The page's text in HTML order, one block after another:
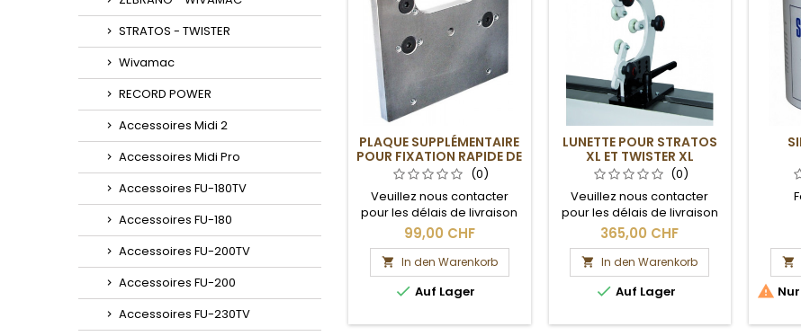
STRATOS - TWISTER
Wivamac
RECORD POWER
Accessoires Midi 2
Accessoires Midi Pro
Accessoires FU-180TV
Accessoires FU-180
Accessoires FU-200TV
Accessoires FU-200
Accessoires FU-230TV
PLAQUE SUPPLÉMENTAIRE
POUR FIXATION RAPIDE DE
LA RALLONGE
(0)
Veuillez nous contacter
pour les délais de livraison
et les frais de port.
99,00 CHF
 In den Warenkorb
 Auf Lager
LUNETTE POUR STRATOS
XL ET TWISTER XL
(0)
Veuillez nous contacter
pour les délais de livraison
et les frais de port.
365,00 CHF
 In den Warenkorb
 Auf Lager

